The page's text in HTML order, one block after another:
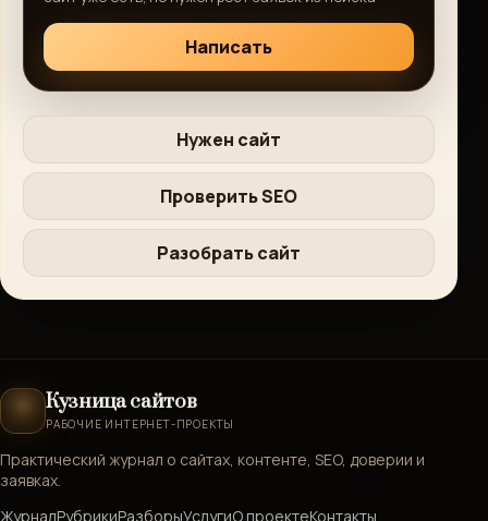
Написать
Нужен сайт
Проверить SEO
Разобрать сайт
Кузница сайтов
РАБОЧИЕ ИНТЕРНЕТ-ПРОЕКТЫ
Практический журнал о сайтах, контенте, SEO, доверии и
заявках.
ЖурналРубрикиРазборыУслугиО проектеКонтакты